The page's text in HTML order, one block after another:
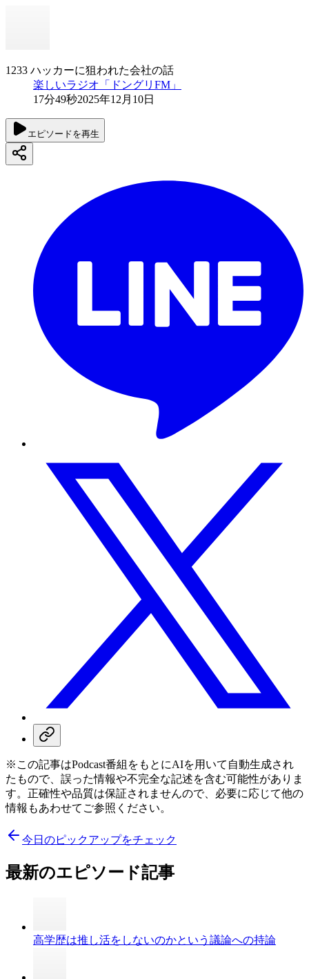
1233 ハッカーに狙われた会社の話
楽しいラジオ「ドングリFM」
17分49秒2025年12月10日
エピソードを再生
※この記事はPodcast番組をもとにAIを用いて自動生成され
たもので、誤った情報や不完全な記述を含む可能性がありま
す。正確性や品質は保証されませんので、必要に応じて他の
情報もあわせてご参照ください。
今日のピックアップをチェック
最新のエピソード記事
高学歴は推し活をしないのかという議論への持論